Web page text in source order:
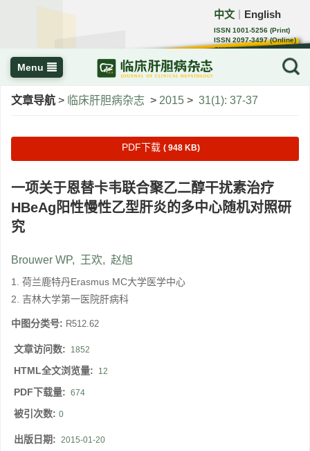
中文 English
ISSN 1001-5256 (Print)
ISSN 2097-3497 (Online)
CN 22-1108/R
Menu
文章导航 > 临床肝胆病杂志 > 2015 > 31(1): 37-37
PDF下载 ( 948 KB)
一项关于恩替卡韦联合聚乙二醇干扰素治疗
HBeAg阳性慢性乙型肝炎的多中心随机对照研
究
Brouwer WP, 王欢, 赵旭
1. 荷兰鹿特丹Erasmus MC大学医学中心
2. 吉林大学第一医院肝病科
中图分类号: R512.62
文章访问数: 1852
HTML全文浏览量: 12
PDF下载量: 674
被引次数: 0
出版日期: 2015-01-20